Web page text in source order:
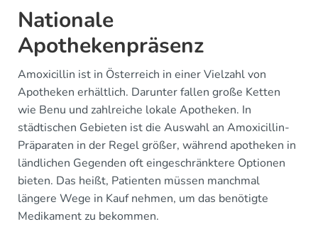
Nationale
Apothekenpräsenz
Amoxicillin ist in Österreich in einer Vielzahl von
Apotheken erhältlich. Darunter fallen große Ketten
wie Benu und zahlreiche lokale Apotheken. In
städtischen Gebieten ist die Auswahl an Amoxicillin-
Präparaten in der Regel größer, während apotheken in
ländlichen Gegenden oft eingeschränktere Optionen
bieten. Das heißt, Patienten müssen manchmal
längere Wege in Kauf nehmen, um das benötigte
Medikament zu bekommen.